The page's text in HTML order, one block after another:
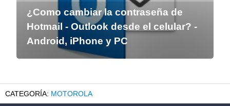
¿Como cambiar la contraseña de
Hotmail - Outlook desde el celular? -
Android, iPhone y PC
MOTOROLA